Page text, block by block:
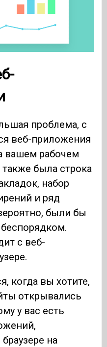
проблема, с
веб-приложения
вашем рабочем
также была строка
набор
и ряд
были бы
с веб-
когда вы хотите,
открывались
у вас есть
на